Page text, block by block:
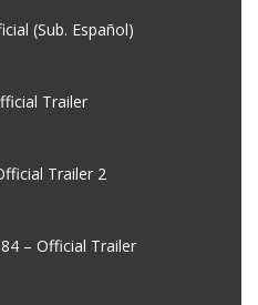
(Sub. Español)
Trailer
Trailer 2
– Official Trailer